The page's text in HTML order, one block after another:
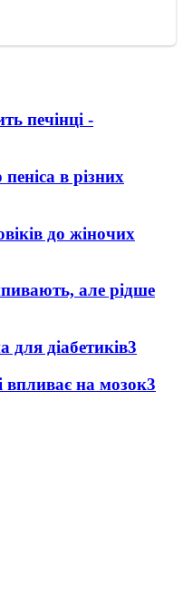
печінці -
в різних
до жіночих
але рідше
для діабетиків3
впливає на мозок3